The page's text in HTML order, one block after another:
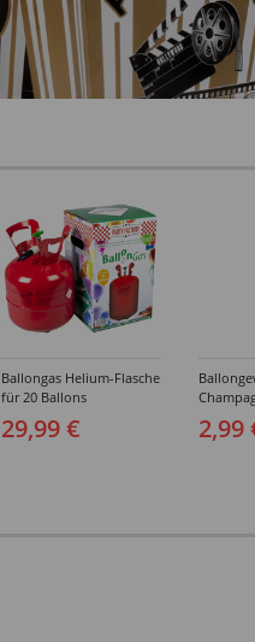
Ballongas Helium-Flasche
für 20 Ballons
29,99 € 2,99